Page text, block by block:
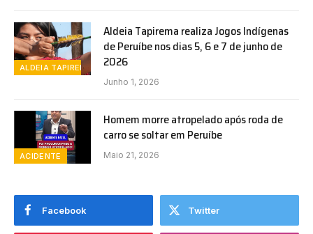
ALDEIA TAPIREMA
Aldeia Tapirema realiza Jogos Indígenas
de Peruíbe nos dias 5, 6 e 7 de junho de
2026
Junho 1, 2026
ACIDENTE
Homem morre atropelado após roda de
carro se soltar em Peruíbe
Maio 21, 2026
Facebook Twitter